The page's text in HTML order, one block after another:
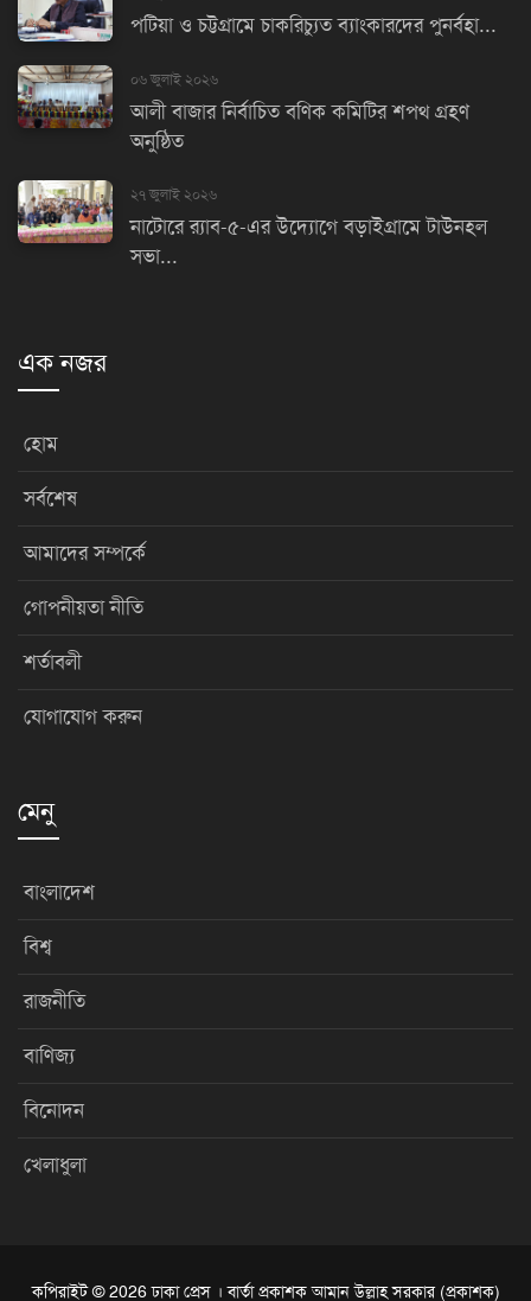
পটিয়া ও চট্টগ্রামে চাকরিচ্যুত ব্যাংকারদের পুনর্বহা...
০৬ জুলাই ২০২৬
আলী বাজার নির্বাচিত বণিক কমিটির শপথ গ্রহণ
অনুষ্ঠিত
২৭ জুলাই ২০২৬
নাটোরে র‌্যাব-৫-এর উদ্যোগে বড়াইগ্রামে টাউনহল
সভা...
এক নজর
হোম
সর্বশেষ
আমাদের সম্পর্কে
গোপনীয়তা নীতি
শর্তাবলী
যোগাযোগ করুন
মেনু
বাংলাদেশ
বিশ্ব
রাজনীতি
বাণিজ্য
বিনোদন
খেলাধুলা
কপিরাইট © 2026 ঢাকা প্রেস । বার্তা প্রকাশক আমান উল্লাহ সরকার (প্রকাশক)